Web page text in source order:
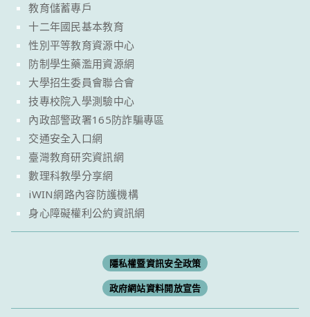
教育儲蓄專戶
十二年國民基本教育
性別平等教育資源中心
防制學生藥濫用資源網
大學招生委員會聯合會
技專校院入學測驗中心
內政部警政署165防詐騙專區
交通安全入口網
臺灣教育研究資訊網
數理科教學分享網
iWIN網路內容防護機構
身心障礙權利公約資訊網
隱私權暨資訊安全政策
政府網站資料開放宣告